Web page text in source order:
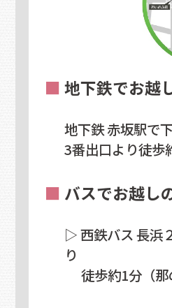
■ 地下鉄でお越
地下鉄 赤坂駅で下
3番出口より徒歩
■ バスでお越し
▷ 西鉄バス 長浜
り
徒歩約1分（那